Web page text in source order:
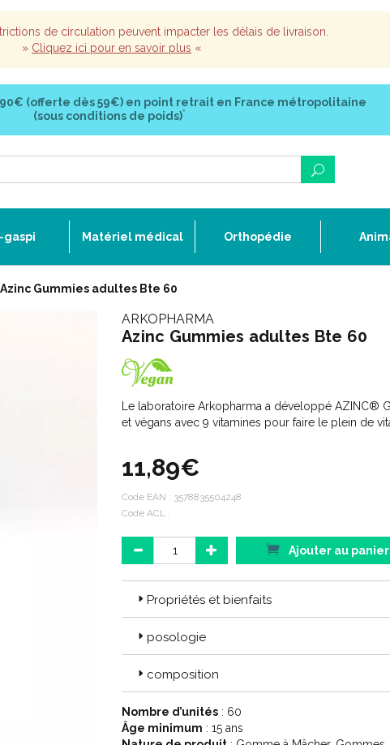
de circulation peuvent impacter les délais de livraison.
» Cliquez ici pour en savoir plus «
(offerte dès 59€) en point retrait en France métropolitaine
(sous conditions de poids)*
gaspi Matériel médical Orthopédie
Azinc Gummies adultes Bte 60
ARKOPHARMA
Azinc Gummies adultes Bte 60
Le laboratoire Arkopharma a développé AZINC®
et végans avec 9 vitamines pour faire le plein de
11,89€
Code EAN : 3578835504248
Code ACL :
Ajouter au panier
Propriétés et bienfaits
posologie
composition
Nombre d’unités : 60
Âge minimum : 15 ans